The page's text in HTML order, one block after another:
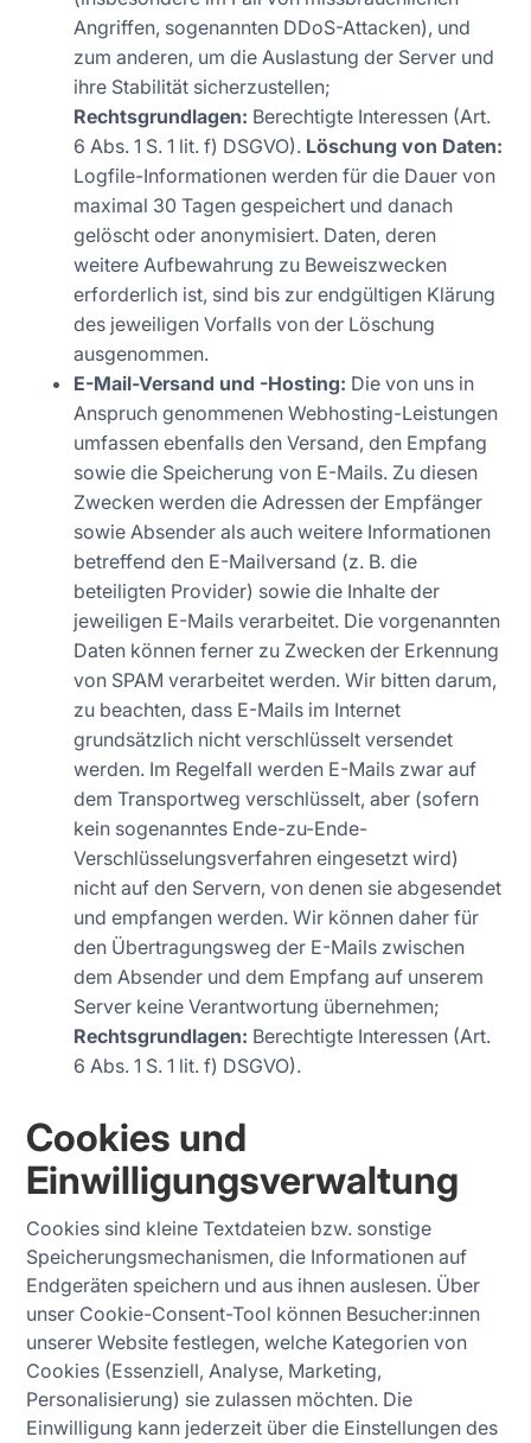
Angriffen, sogenannten DDoS-Attacken), und
zum anderen, um die Auslastung der Server und
ihre Stabilität sicherzustellen;
Rechtsgrundlagen: Berechtigte Interessen (Art.
6 Abs. 1 S. 1 lit. f) DSGVO). Löschung von Daten:
Logfile-Informationen werden für die Dauer von
maximal 30 Tagen gespeichert und danach
gelöscht oder anonymisiert. Daten, deren
weitere Aufbewahrung zu Beweiszwecken
erforderlich ist, sind bis zur endgültigen Klärung
des jeweiligen Vorfalls von der Löschung
ausgenommen.
E-Mail-Versand und -Hosting: Die von uns in
Anspruch genommenen Webhosting-Leistungen
umfassen ebenfalls den Versand, den Empfang
sowie die Speicherung von E-Mails. Zu diesen
Zwecken werden die Adressen der Empfänger
sowie Absender als auch weitere Informationen
betreffend den E-Mailversand (z. B. die
beteiligten Provider) sowie die Inhalte der
jeweiligen E-Mails verarbeitet. Die vorgenannten
Daten können ferner zu Zwecken der Erkennung
von SPAM verarbeitet werden. Wir bitten darum,
zu beachten, dass E-Mails im Internet
grundsätzlich nicht verschlüsselt versendet
werden. Im Regelfall werden E-Mails zwar auf
dem Transportweg verschlüsselt, aber (sofern
kein sogenanntes Ende-zu-Ende-
Verschlüsselungsverfahren eingesetzt wird)
nicht auf den Servern, von denen sie abgesendet
und empfangen werden. Wir können daher für
den Übertragungsweg der E-Mails zwischen
dem Absender und dem Empfang auf unserem
Server keine Verantwortung übernehmen;
Rechtsgrundlagen: Berechtigte Interessen (Art.
6 Abs. 1 S. 1 lit. f) DSGVO).
Cookies und
Einwilligungsverwaltung
Cookies sind kleine Textdateien bzw. sonstige
Speicherungsmechanismen, die Informationen auf
Endgeräten speichern und aus ihnen auslesen. Über
unser Cookie-Consent-Tool können Besucher:innen
unserer Website festlegen, welche Kategorien von
Cookies (Essenziell, Analyse, Marketing,
Personalisierung) sie zulassen möchten. Die
Einwilligung kann jederzeit über die Einstellungen des